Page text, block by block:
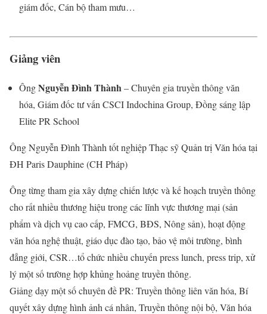
giám đốc, Cán bộ tham mưu…
Giảng viên
ÔngNguyễn Đình Thành – Chuyên gia truyền thông văn
hóa, Giám đốc tư vấn CSCI Indochina Group, Đồng sáng lập
Elite PR School
Ông Nguyễn Đình Thành tốt nghiệp Thạc sỹ Quản trị Văn hóa tại
ĐH Paris Dauphine (CH Pháp)
Ông từng tham gia xây dựng chiến lược và kế hoạch truyền thông
cho rất nhiều thương hiệu trong các lĩnh vực thương mại (sản
phẩm và dịch vụ cao cấp, FMCG, BĐS, Nông sản), hoạt động
văn hóa nghệ thuật, giáo dục đào tạo, bảo vệ môi trường, bình
đẳng giới, CSR…tổ chức nhiều chuyến press lunch, press trip, xử
lý một số trường hợp khủng hoảng truyền thông.
Giảng dạy một số chuyên đề PR: Truyền thông liên văn hóa, Bí
quyết xây dựng hình ảnh cá nhân, Truyền thông nội bộ, Văn hóa